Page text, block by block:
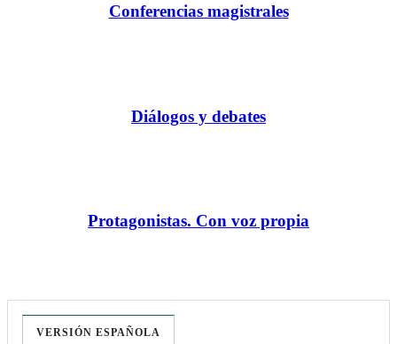
Conferencias magistrales
Diálogos y debates
Protagonistas. Con voz propia
VERSIÓN ESPAÑOLA